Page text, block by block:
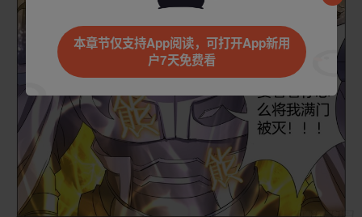
本章节仅支持App阅读，可打开App新用
户7天免费看
是否前往腾漫App继续阅读
立即前往